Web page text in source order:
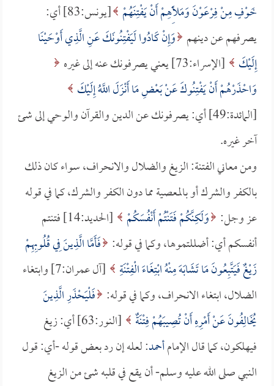
خَوْفٍ مِنْ فِرْعَوْنَ وَمَلَأِهِمْ أَنْ يَفْتِنَهُمْ
[يونس:83] أي:
يصرفهم عن دينهم وَإِنْ كَادُوا لَيَفْتِنُونَكَ عَنِ الَّذِي أَوْحَيْنَا
إِلَيْكَ
[الإسراء:73] يعني يصرفونك عنه إلى غيره
وَاحْذَرْهُمْ أَنْ يَفْتِنُوكَ عَنْ بَعْضِ مَا أَنْزَلَ اللَّهُ إِلَيْكَ
[المائدة:49] أي: يصرفونك عن الدين والقرآن والوحي إلى شئ
آخر غيره.
ومن معاني الفتنة: الزيغ والضلال والانحراف، سواء كان ذلك
بالكفر والشرك أو بالمعصية مما دون الكفر والشرك، كما في قوله
عز وجل: وَلَكِنَّكُمْ فَتَنْتُمْ أَنْفُسَكُمْ
[الحديد:14] فتنتم
أنفسكم أي: أضللتموها، وكما في قوله: فَأَمَّا الَّذِينَ فِي قُلُوبِهِمْ
زَيْغٌ فَيَتَّبِعُونَ مَا تَشَابَهَ مِنْهُ ابْتِغَاءَ الْفِتْنَةِ
[آل عمران:7] وابتغاء
الضلال، ابتغاء الانحراف، وكما في قوله: فَلْيَحْذَرِ الَّذِينَ
يُخَالِفُونَ عَنْ أَمْرِهِ أَنْ تُصِيبَهُمْ فِتْنَةٌ
[النور:63] أي: زيغ
فيهلكون، كما قال الإمامأحمد: لعله إن رد بعض قوله -أي: قول
النبي صلى الله عليه وسلم- أن يقع في قلبه شئ من الزيغ